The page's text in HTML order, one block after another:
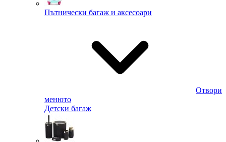
Пътнически багаж и аксесоари
Отвори
менюто
Детски багаж